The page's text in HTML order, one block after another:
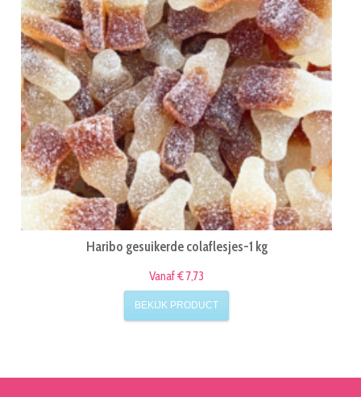
Haribo gesuikerde colaflesjes-1 kg
Vanaf € 7,73
BEKIJK PRODUCT